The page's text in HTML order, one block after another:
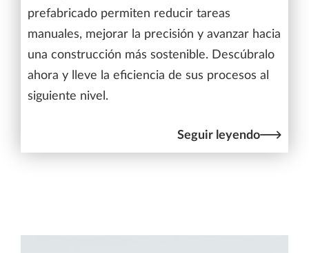
prefabricado permiten reducir tareas
manuales, mejorar la precisión y avanzar hacia
una construcción más sostenible. Descúbralo
ahora y lleve la eficiencia de sus procesos al
siguiente nivel.
Seguir leyendo